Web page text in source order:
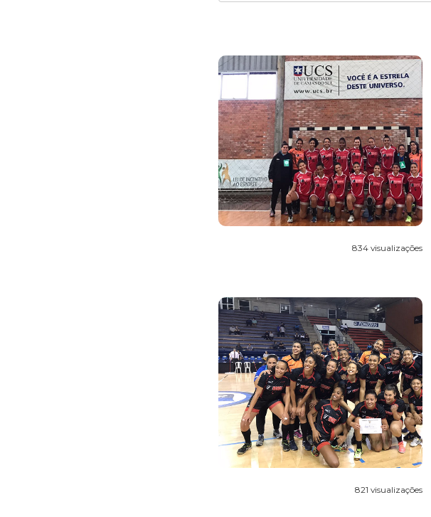
834 visualizações
821 visualizações